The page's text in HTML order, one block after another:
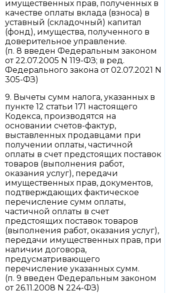
имущественных прав, полученных в
качестве оплаты вклада (взноса) в
уставный (складочный) капитал
(фонд), имущества, полученного в
доверительное управление.
(п. 8 введен Федеральным законом
от 22.07.2005 N 119-ФЗ; в ред.
Федерального закона от 02.07.2021 N
305-ФЗ)
9. Вычеты сумм налога, указанных в
пункте 12 статьи 171 настоящего
Кодекса, производятся на
основании счетов-фактур,
выставленных продавцами при
получении оплаты, частичной
оплаты в счет предстоящих поставок
товаров (выполнения работ,
оказания услуг), передачи
имущественных прав, документов,
подтверждающих фактическое
перечисление сумм оплаты,
частичной оплаты в счет
предстоящих поставок товаров
(выполнения работ, оказания услуг),
передачи имущественных прав, при
наличии договора,
предусматривающего
перечисление указанных сумм.
(п. 9 введен Федеральным законом
от 26.11.2008 N 224-ФЗ)